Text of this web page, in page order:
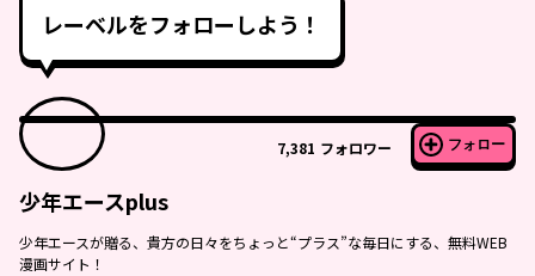
レーベルをフォローしよう！
7,381 フォロワー フォロー
少年エースplus
少年エースが贈る、貴方の日々をちょっと“プラス”な毎日にする、無料WEB
漫画サイト！